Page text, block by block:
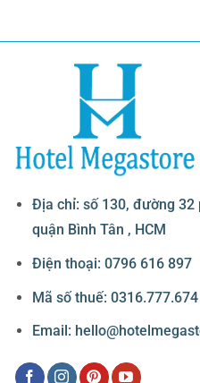
Địa chỉ: số 130, đường 32
quận Bình Tân , HCM
Điện thoại: 0796 616 897
Mã số thuế: 0316.777.674
Email: